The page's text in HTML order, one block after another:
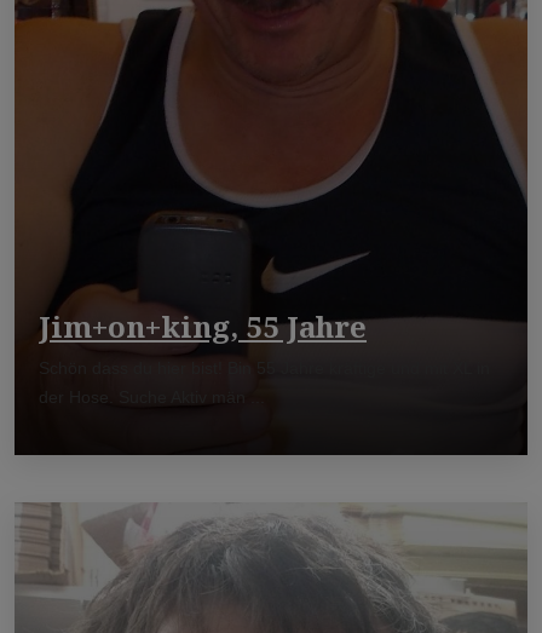
Jim+on+king, 55 Jahre
Schön dass du hier bist! Bin 55 Jahre kräftige und mit XL in
der Hose. Suche Aktiv män ...